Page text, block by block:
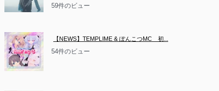
59件のビュー
【NEWS】TEMPLIME & ぽんこつMC　初...
54件のビュー